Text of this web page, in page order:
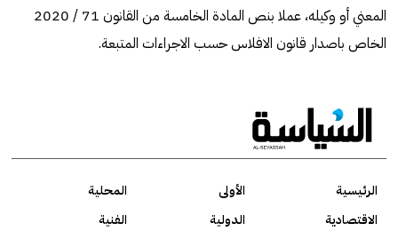
المعني أو وكيله، عملا بنص المادة الخامسة من القانون 71 /‏ 2020
الخاص باصدار قانون الافلاس حسب الاجراءات المتبعة.
الرئيسية الأولى
المحلية
الاقتصادية
الدولية
الفنية